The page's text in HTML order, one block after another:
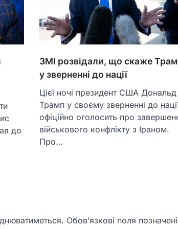
до
ЗМІ розвідали, що скаже
у зверненні до нації
Цієї ночі президент США Дональд
Трамп у своєму зверненні до
офіційно оголосить про
військового конфлікту з Іраном.
Про…
Обов’язкові поля позначені